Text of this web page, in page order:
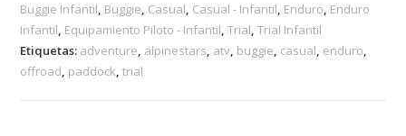
Buggie Infantil Buggie Casual Casual - Infantil Enduro Enduro
Infantil Equipamiento Piloto - Infantil ,Trial ,Trial Infantil
Etiquetas: adventure alpinestars atv buggie casual enduro
offroad paddock ,trial